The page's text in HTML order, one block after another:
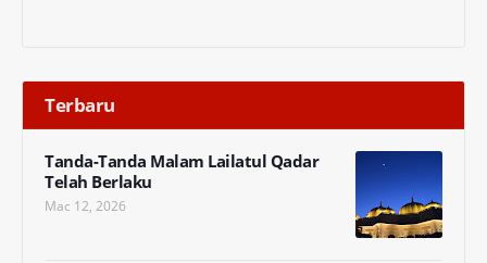
Terbaru
Tanda-Tanda Malam Lailatul Qadar
Telah Berlaku
Mac 12, 2026